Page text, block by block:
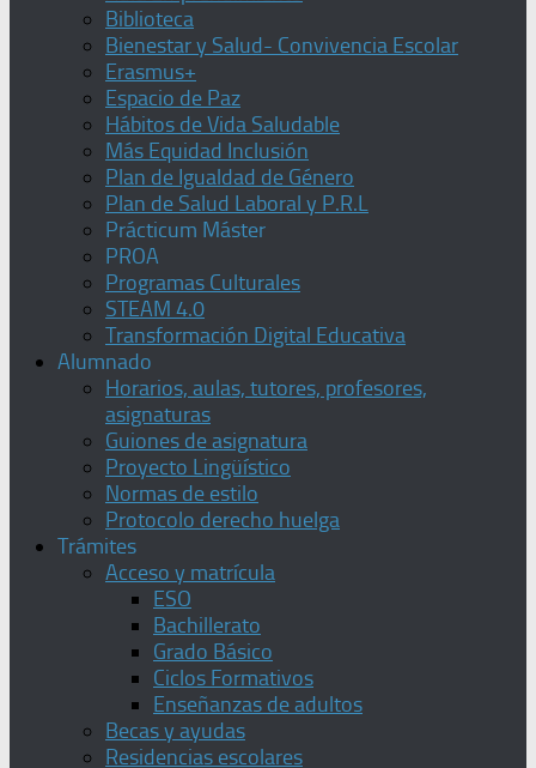
Biblioteca
Bienestar y Salud- Convivencia Escolar
Erasmus+
Espacio de Paz
Hábitos de Vida Saludable
Más Equidad Inclusión
Plan de Igualdad de Género
Plan de Salud Laboral y P.R.L
Prácticum Máster
PROA
Programas Culturales
STEAM 4.0
Transformación Digital Educativa
Alumnado
Horarios, aulas, tutores, profesores,
asignaturas
Guiones de asignatura
Proyecto Lingüístico
Normas de estilo
Protocolo derecho huelga
Trámites
Acceso y matrícula
ESO
Bachillerato
Grado Básico
Ciclos Formativos
Enseñanzas de adultos
Becas y ayudas
Residencias escolares